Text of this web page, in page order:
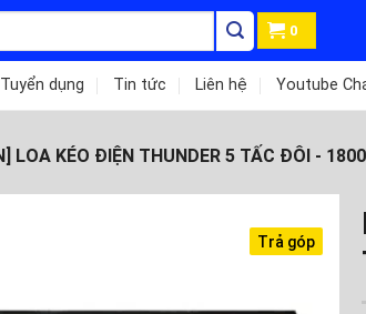
0
Tuyển dụng Tin tức Liên hệ Youtube
LOA KÉO ĐIỆN THUNDER 5 TẤC ĐÔI -
Trả góp